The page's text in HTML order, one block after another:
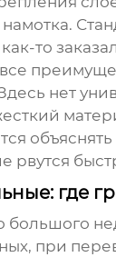
то
нет
рвутся
где
большого
при